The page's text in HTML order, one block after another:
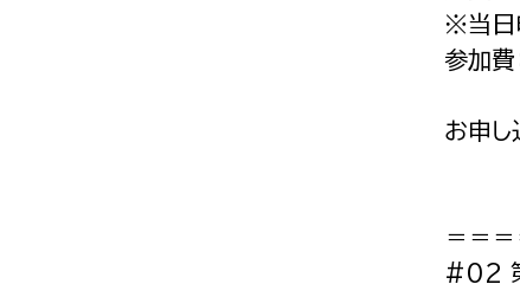
※当日
参加費
お申し
＝＝
#02